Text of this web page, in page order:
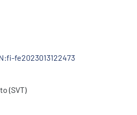
fe2023013122473
(SVT)